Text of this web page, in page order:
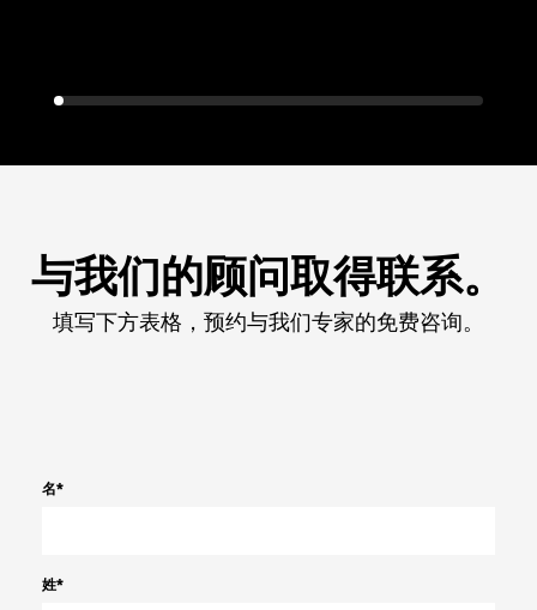
与我们的顾问取得联系。
填写下方表格，预约与我们专家的免费咨询。
名*
姓*